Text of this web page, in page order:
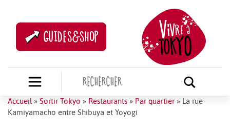
GUIDES&SHOP
Accueil » Sortir Tokyo » Restaurants » Par quartier » La rue
Kamiyamacho entre Shibuya et Yoyogi